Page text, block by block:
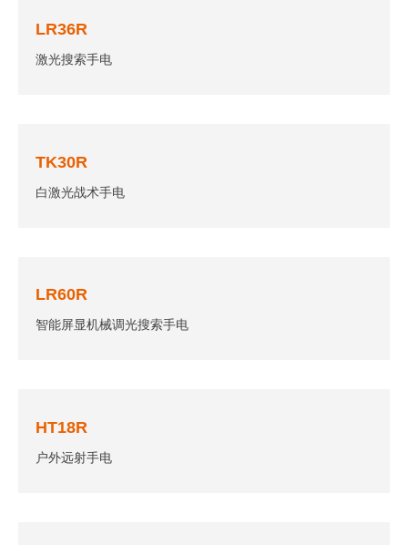
LR36R
激光搜索手电
TK30R
白激光战术手电
LR60R
智能屏显机械调光搜索手电
HT18R
户外远射手电